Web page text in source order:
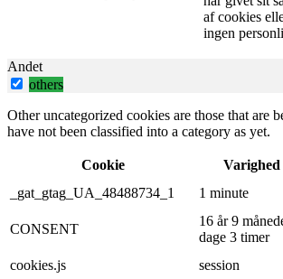
af ​​cookies
ingen
Andet
others
Other uncategorized cookies are those that are
have not been classified into a category as yet.
Cookie Varighed
_gat_gtag_UA_48488734_1
1 minute
CONSENT
16 år 9
dage 3 timer
cookies.js
session